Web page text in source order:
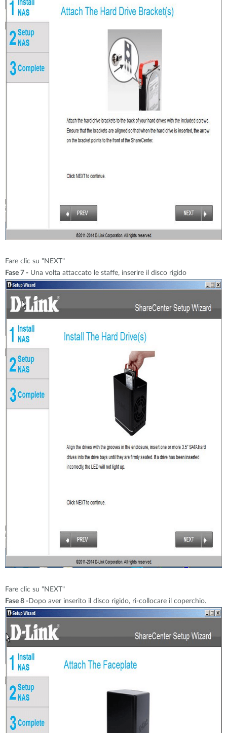
Fare clic su "NEXT"
Fase 7 - Una volta attaccato le staffe, inserire il disco rigido
Fare clic su "NEXT"
Fase 8 -Dopo aver inserito il disco rigido, ri-collocare il coperchio.